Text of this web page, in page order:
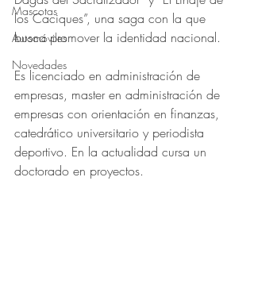
Mascotas
Automóviles
Novedades
los Caciques”, una saga con la que
busca promover la identidad nacional.
Es licenciado en administración de
empresas, master en administración de
empresas con orientación en finanzas,
catedrático universitario y periodista
deportivo. En la actualidad cursa un
doctorado en proyectos.